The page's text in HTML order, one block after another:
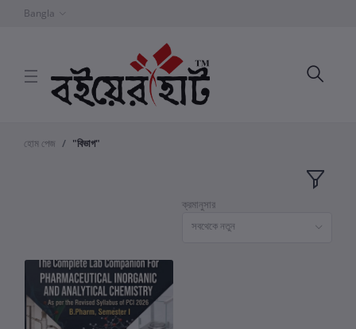
Bangla
হোম পেজ "বিভাগ"
ক্রমানুসার
সবথেকে নতুন